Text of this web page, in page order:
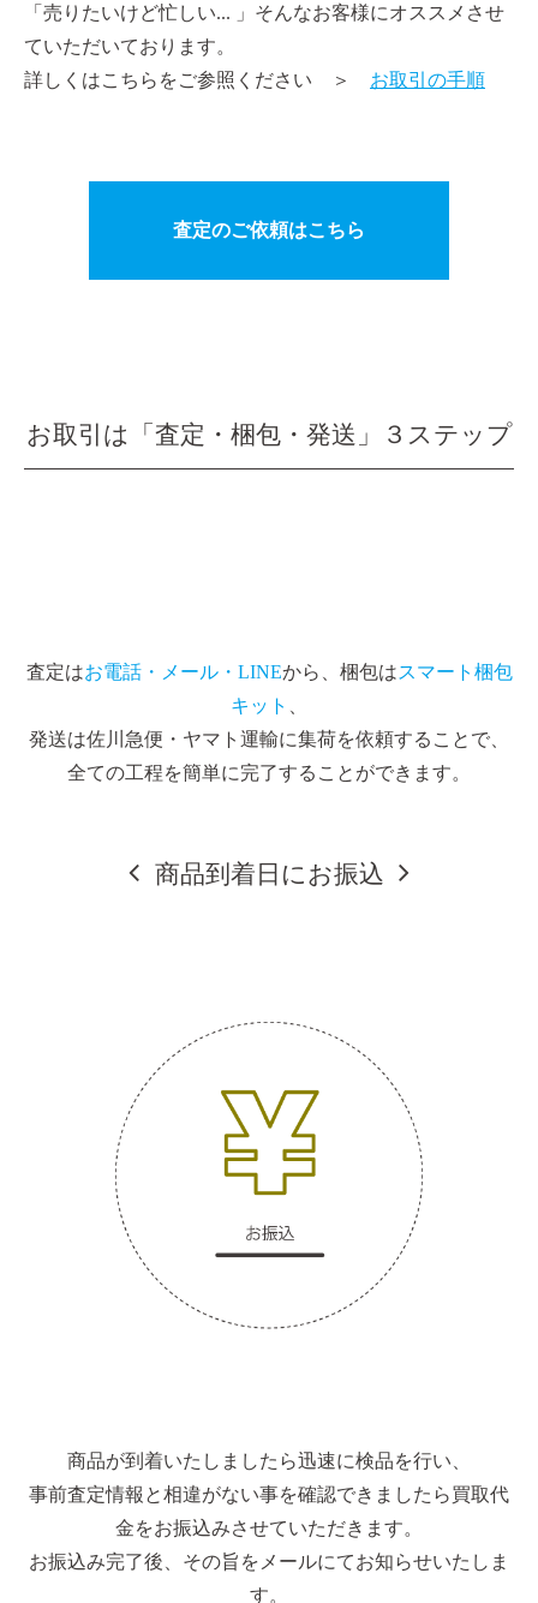
「売りたいけど忙しい... 」そんなお客様にオススメさせ
ていただいております。
詳しくはこちらをご参照ください ＞ お取引の手順
査定のご依頼はこちら
お取引は「査定・梱包・発送」３ステップ
査定はお電話・メール・LINEから、梱包はスマート梱包
キット 、
発送は佐川急便・ヤマト運輸に集荷を依頼することで、
全ての工程を簡単に完了することができます。
商品到着日にお振込
商品が到着いたしましたら迅速に検品を行い、
事前査定情報と相違がない事を確認できましたら買取代
金をお振込みさせていただきます。
お振込み完了後、その旨をメールにてお知らせいたしま
す。